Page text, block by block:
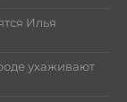
Илья
ухаживают